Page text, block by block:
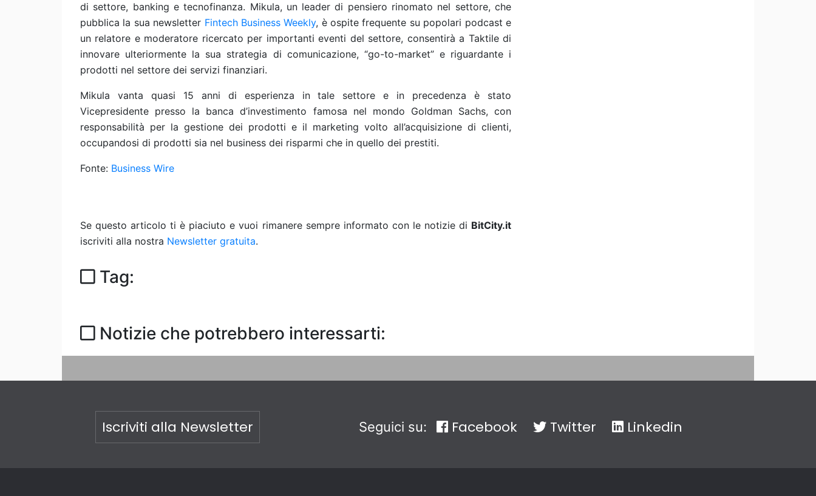
di settore, banking e tecnofinanza. Mikula, un leader di pensiero rinomato nel settore, che
pubblica la sua newsletter Fintech Business Weekly, è ospite frequente su popolari podcast e
un relatore e moderatore ricercato per importanti eventi del settore, consentirà a Taktile di
innovare ulteriormente la sua strategia di comunicazione, “go-to-market” e riguardante i
prodotti nel settore dei servizi finanziari.
Mikula vanta quasi 15 anni di esperienza in tale settore e in precedenza è stato
Vicepresidente presso la banca d’investimento famosa nel mondo Goldman Sachs, con
responsabilità per la gestione dei prodotti e il marketing volto all’acquisizione di clienti,
occupandosi di prodotti sia nel business dei risparmi che in quello dei prestiti.
Fonte: Business Wire
Se questo articolo ti è piaciuto e vuoi rimanere sempre informato con le notizie di BitCity.it
iscriviti alla nostra Newsletter gratuita.
Tag:
Notizie che potrebbero interessarti:
Iscriviti alla Newsletter Seguici su: Facebook Twitter Linkedin